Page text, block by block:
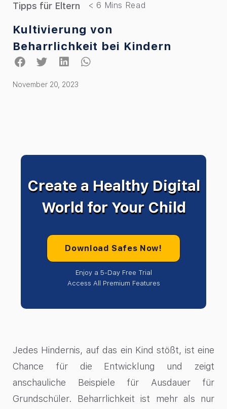
Tipps für Eltern
Kultivierung von
Beharrlichkeit bei Kindern
November 20, 2023
Create a Healthy Digital
World for Your Child
Download Safes Now!
Enjoy a 5-Day Free Trial
Access All Premium Features
Jedes Hindernis, auf das ein Kind stößt, ist eine
Chance für die Entwicklung und zeigt
anschauliche Beispiele für Ausdauer für
Grundschüler. Beharrlichkeit ist mehr als nur